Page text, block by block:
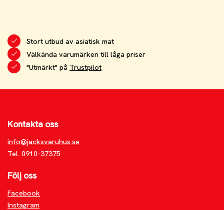
Stort utbud av asiatisk mat
Välkända varumärken till låga priser
"Utmärkt" på Trustpilot
Kontakta oss
info@jacksvaruhus.se
Tel. 0910-37375
Följ oss
Facebook
Instagram